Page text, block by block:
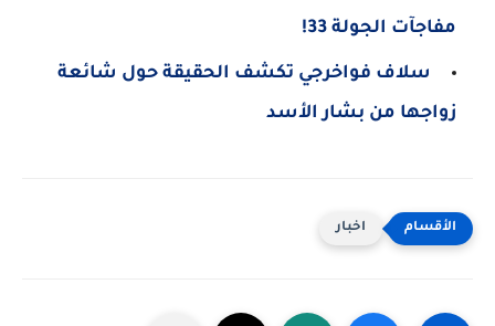
مفاجآت الجولة 33!
سلاف فواخرجي تكشف الحقيقة حول شائعة
زواجها من بشار الأسد
اخبار